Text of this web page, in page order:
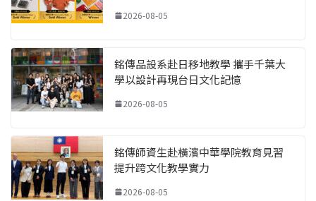
2026-08-05
銘傳品設系赴日移地教學 攜手千葉大
學以設計再現台日文化記憶
2026-08-05
銘傳師資生赴橫濱中華學院教育見習
提升跨文化教學實力
2026-08-05